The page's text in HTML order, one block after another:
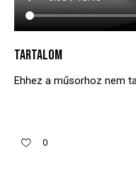
TARTALOM
Ehhez a műsorhoz nem
0